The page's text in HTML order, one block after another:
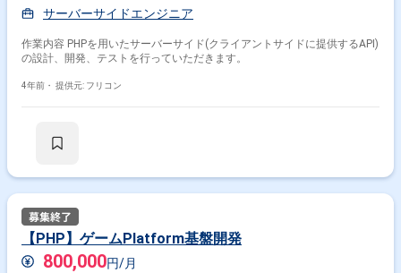
サーバーサイドエンジニア
作業内容 PHPを用いたサーバーサイド(クライアントサイドに提供するAPI)
の設計、開発、テストを行っていただきます。
4年前・ 提供元: フリコン
【PHP】ゲームPlatform基盤開発
800,000円/月